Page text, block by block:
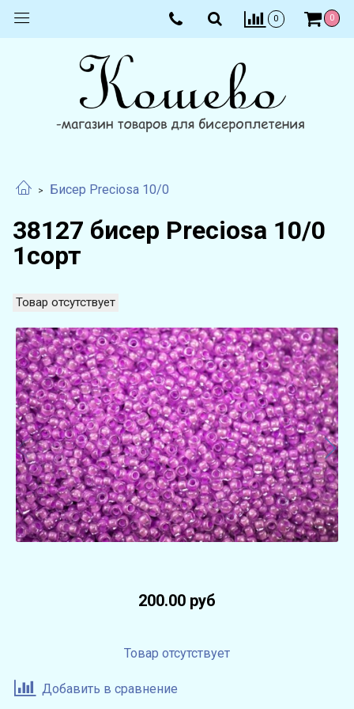
0 0
Бисер Preciosa 10/0
38127 бисер Preciosa 10/0
1сорт
Товар отсутствует
200.00 руб
Товар отсутствует
Добавить в сравнение